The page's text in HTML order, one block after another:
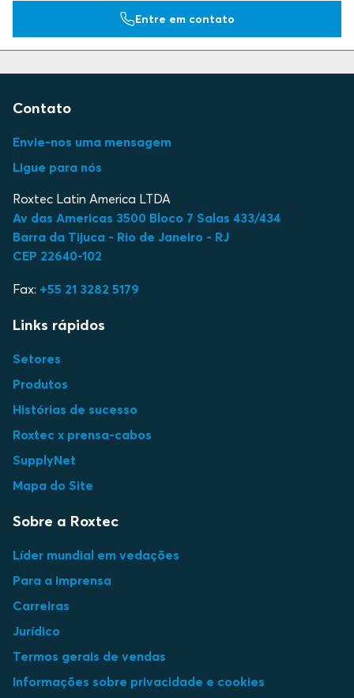
Entre em contato
Contato
Envie-nos uma mensagem
Ligue para nós
Roxtec Latin America LTDA
Av das Americas 3500 Bloco 7 Salas 433/434
Barra da Tijuca - Rio de Janeiro - RJ
CEP 22640-102
Fax: +55 21 3282 5179
Links rápidos
Setores
Produtos
Histórias de sucesso
Roxtec x prensa-cabos
SupplyNet
Mapa do Site
Sobre a Roxtec
Líder mundial em vedações
Para a imprensa
Carreiras
Jurídico
Termos gerais de vendas
Informações sobre privacidade e cookies